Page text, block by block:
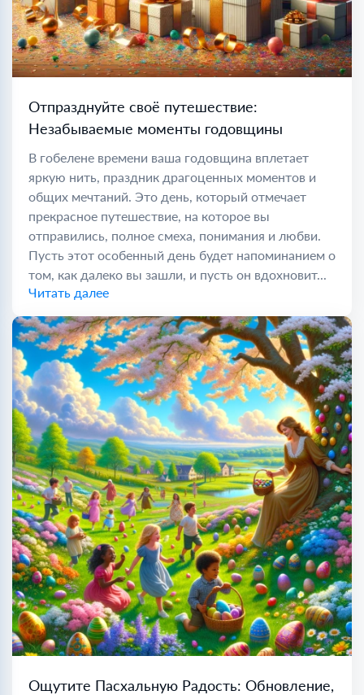
Отпразднуйте своё путешествие:
Незабываемые моменты годовщины
В гобелене времени ваша годовщина вплетает
яркую нить, праздник драгоценных моментов и
общих мечтаний. Это день, который отмечает
прекрасное путешествие, на которое вы
отправились, полное смеха, понимания и любви.
Пусть этот особенный день будет напоминанием о
том, как далеко вы зашли, и пусть он вдохновит...
Читать далее
Ощутите Пасхальную Радость: Обновление,